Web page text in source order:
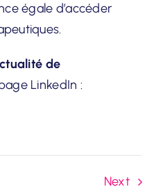
égale d’accéder
de
LinkedIn :
Next